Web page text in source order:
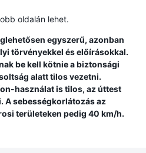
oldalán lehet.
egyszerű, azonban
törvényekkel és előírásokkal.
be kell kötnie a biztonsági
alatt tilos vezetni.
használat is tilos, az úttest
A sebességkorlátozás az
területeken pedig 40 km/h.